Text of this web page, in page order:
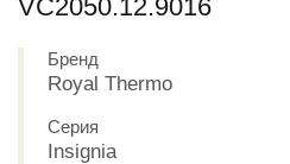
VC2050.12.9016
Бренд
Royal Thermo
Серия
Insignia